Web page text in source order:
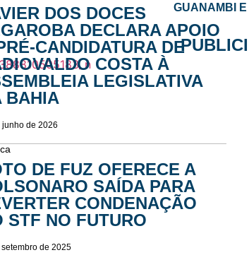
DOS DOCES
DECLARA APOIO
CANDIDATURA DE
COSTA À
LEGISLATIVA
BAHIA
junho de 2026
DE FUZ OFERECE A
SAÍDA PARA
CONDENAÇÃO
STF NO FUTURO
setembro de 2025
GUANAMBI